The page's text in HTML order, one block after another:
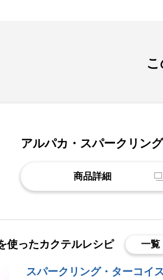
アルパカ・スパークリン
商品詳細
使ったカクテルレシピ 一覧
スパークリング・ターコイ